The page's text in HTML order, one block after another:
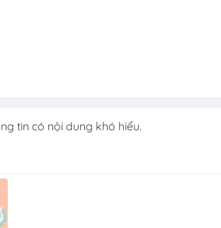
tin có nội dung khó hiểu.